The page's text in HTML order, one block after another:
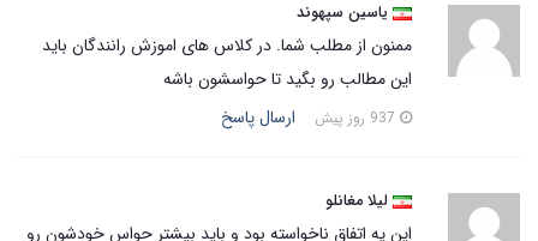
یاسین سپهوند
ممنون از مطلب شما. در کلاس های اموزش رانندگان باید
این مطالب رو بگید تا حواسشون باشه
ارسال پاسخ
لیلا مغانلو
این یه اتفاق ناخواسته بود و باید بیشتر حواس خودشون رو